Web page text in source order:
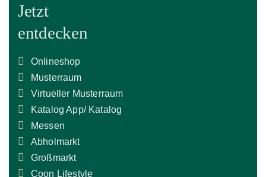
Jetzt
entdecken
Onlineshop
Musterraum
Virtueller Musterraum
Katalog App/ Katalog
Messen
Abholmarkt
Großmarkt
Coon Lifestyle